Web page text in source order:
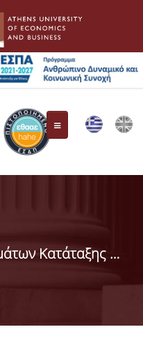
Ανακοίνωση Αποτελεσμάτων Κατάταξης IDEAS Repec Rankings